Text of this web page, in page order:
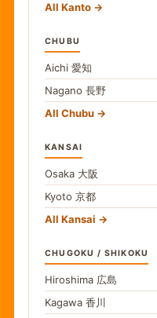
All Kanto
CHUBU
Aichi 愛知
Nagano 長野
All Chubu
KANSAI
Osaka 大阪
Kyoto 京都
All Kansai
CHUGOKU / SHIKOKU
Hiroshima 広島
Kagawa 香川